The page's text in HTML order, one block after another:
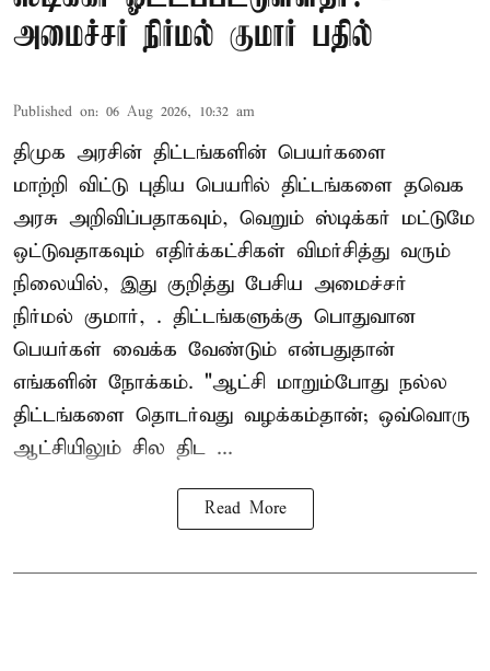
அமைச்சர் நிர்மல் குமார் பதில்
Published on: 06 Aug 2026, 10:32 am
திமுக அரசின் திட்டங்களின் பெயர்களை
மாற்றி விட்டு புதிய பெயரில் திட்டங்களை தவெக
அரசு அறிவிப்பதாகவும், வெறும் ஸ்டிக்கர் மட்டுமே
ஒட்டுவதாகவும் எதிர்க்கட்சிகள் விமர்சித்து வரும்
நிலையில், இது குறித்து பேசிய அமைச்சர்
நிர்மல் குமார், . திட்டங்களுக்கு பொதுவான
பெயர்கள் வைக்க வேண்டும் என்பதுதான்
எங்களின் நோக்கம். "ஆட்சி மாறும்போது நல்ல
திட்டங்களை தொடர்வது வழக்கம்தான்; ஒவ்வொரு
ஆட்சியிலும் சில திட ...
Read More